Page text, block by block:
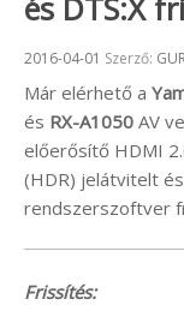
Beküldve:
2016-04-01 Szerző:
Már elérhető a
és RX-A1050 AV
előerősítő HDMI
(HDR) jelátvitelt
rendszerszoftver
Frissítés: